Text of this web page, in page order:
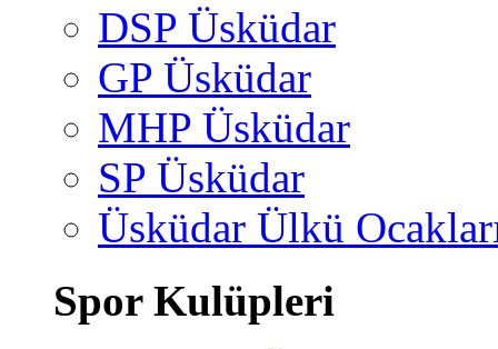
DSP Üsküdar
GP Üsküdar
MHP Üsküdar
SP Üsküdar
Üsküdar Ülkü
Spor Kulüpleri